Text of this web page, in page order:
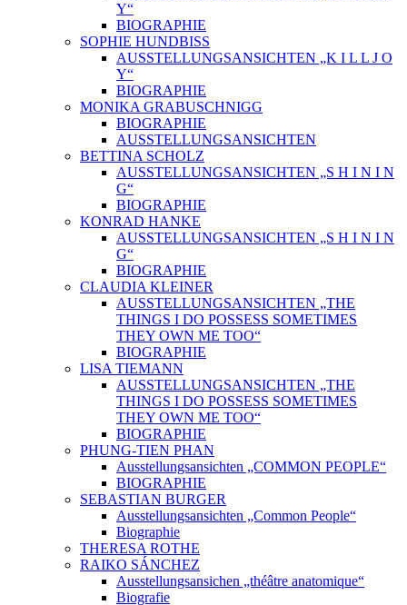
Y“
BIOGRAPHIE
SOPHIE HUNDBISS
AUSSTELLUNGSANSICHTEN „K I L L J O
Y“
BIOGRAPHIE
MONIKA GRABUSCHNIGG
BIOGRAPHIE
AUSSTELLUNGSANSICHTEN
BETTINA SCHOLZ
AUSSTELLUNGSANSICHTEN „S H I N I N
G“
BIOGRAPHIE
KONRAD HANKE
AUSSTELLUNGSANSICHTEN „S H I N I N
G“
BIOGRAPHIE
CLAUDIA KLEINER
AUSSTELLUNGSANSICHTEN „THE
THINGS I DO POSSESS SOMETIMES
THEY OWN ME TOO“
BIOGRAPHIE
LISA TIEMANN
AUSSTELLUNGSANSICHTEN „THE
THINGS I DO POSSESS SOMETIMES
THEY OWN ME TOO“
BIOGRAPHIE
PHUNG-TIEN PHAN
Ausstellungsansichten „COMMON PEOPLE“
BIOGRAPHIE
SEBASTIAN BURGER
Ausstellungsansichten „Common People“
Biographie
THERESA ROTHE
RAIKO SÁNCHEZ
Ausstellungsansichen „théâtre anatomique“
Biografie